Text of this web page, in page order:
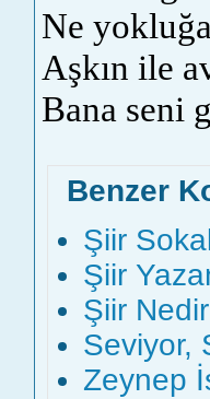
Ne
Aşkın ile
Bana seni
Benzer
Şiir
Şiir
Şiir
Seviyor,
Zeynep